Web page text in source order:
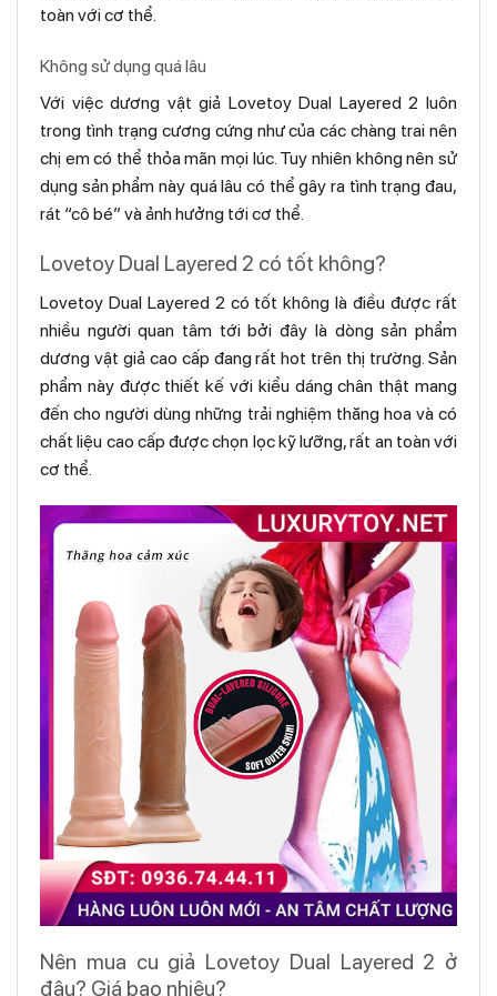
toàn với cơ thể.
Không sử dụng quá lâu
Với việc dương vật giả Lovetoy Dual Layered 2 luôn
trong tình trạng cương cứng như của các chàng trai nên
chị em có thể thỏa mãn mọi lúc. Tuy nhiên không nên sử
dụng sản phẩm này quá lâu có thể gây ra tình trạng đau,
rát “cô bé” và ảnh hưởng tới cơ thể.
Lovetoy Dual Layered 2 có tốt không?
Lovetoy Dual Layered 2 có tốt không là điều được rất
nhiều người quan tâm tới bởi đây là dòng sản phẩm
dương vật giả cao cấp đang rất hot trên thị trường. Sản
phẩm này được thiết kế với kiểu dáng chân thật mang
đến cho người dùng những trải nghiệm thăng hoa và có
chất liệu cao cấp được chọn lọc kỹ lưỡng, rất an toàn với
cơ thể.
Nên mua cu giả Lovetoy Dual Layered 2 ở
đâu? Giá bao nhiêu?